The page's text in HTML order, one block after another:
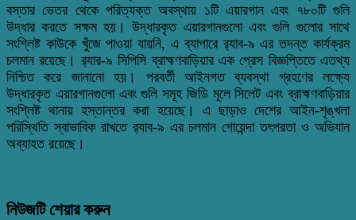
বস্তার ভেতর থেকে পরিত্যক্ত অবস্থায় ১টি এয়ারগান এবং ৭৮০টি গুলি
উদ্ধার করতে সক্ষম হয়। উদ্ধারকৃত এয়ারগানগুলো এবং গুলি গুলোর সাথে
সংশ্লিষ্ট কাউকে খুঁজে পাওয়া যায়নি, এ ব্যাপারে র‌্যাব-৯ এর তদন্ত কার্যক্রম
চলমান রয়েছে। র‍্যার-৯ সিপিসি ব্রাহ্মণবাড়িয়ার এক প্রেস বিজ্ঞপ্তিতে এতথ্য
নিশ্চিত করে জানানো হয়। পরবর্তী আইনগত ব্যবস্থা গ্রহণের লক্ষ্যে
উদ্ধারকৃত এয়ারগানগুলো এবং গুলি সমূহ জিডি মূলে সিলেট এবং ব্রাহ্মণবাড়িয়ার
সংশ্লিষ্ট থানায় হস্তান্তর করা হয়েছে। এ ছাড়াও দেশের আইন-শৃঙ্খলা
পরিস্থিতি স্বাভাবিক রাখতে র‌্যাব-৯ এর চলমান গোয়েন্দা তৎপরতা ও অভিযান
অব্যাহত রয়েছে।
নিউজটি শেয়ার করুন